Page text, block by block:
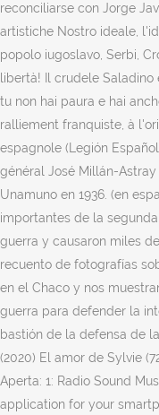
reconciliarse con Jorge
artistiche Nostro ideale,
popolo iugoslavo, Serbi,
libertà! Il crudele
tu non hai paura e hai
ralliement franquiste, à
espagnole (Legión
général José Millán-
Unamuno en 1936. (en
importantes de la
guerra y causaron miles
recuento de fotografías
en el Chaco y nos
guerra para defender la
bastión de la defensa de
(2020) El amor de Sylvie
Aperta: 1: Radio Sound
application for your